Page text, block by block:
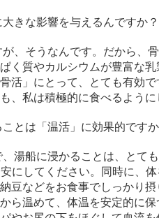
きな影響を与えるんですか？
、そうなんです。だから、
く質やカルシウムが豊富な
活」にとって、とても有効
、私は積極的に食べるように
とは「温活」に効果的ですか
湯船に浸かることは、とて
にしてください。同時に、
豆などをお食事でしっかり
ら温めて、体温を安定的に